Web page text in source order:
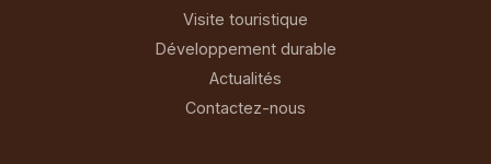
Visite touristique
Développement durable
Actualités
Contactez-nous